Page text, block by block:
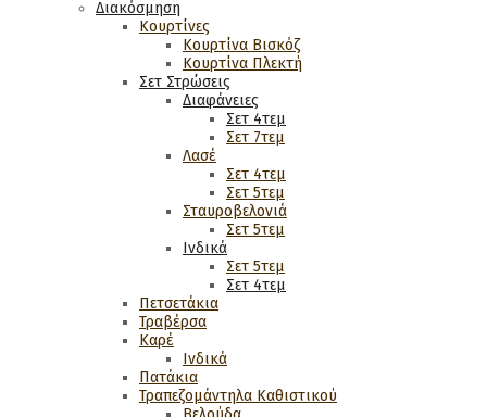
Διακόσμηση
Κουρτίνες
Κουρτίνα Βισκόζ
Κουρτίνα Πλεκτή
Σετ Στρώσεις
Διαφάνειες
Σετ 4τεμ
Σετ 7τεμ
Λασέ
Σετ 4τεμ
Σετ 5τεμ
Σταυροβελονιά
Σετ 5τεμ
Ινδικά
Σετ 5τεμ
Σετ 4τεμ
Πετσετάκια
Τραβέρσα
Καρέ
Ινδικά
Πατάκια
Τραπεζομάντηλα Καθιστικού